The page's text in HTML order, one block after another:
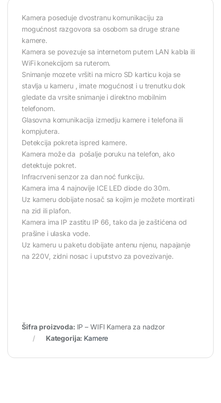
Kamera poseduje dvostranu komunikaciju za
mogućnost razgovora sa osobom sa druge strane
kamere.
Kamera se povezuje sa internetom putem LAN kabla ili
WiFi konekcijom sa ruterom.
Snimanje mozete vršiti na micro SD karticu koja se
stavlja u kameru , imate mogućnost i u trenutku dok
gledate da vrsite snimanje i direktno mobilnim
telefonom.
Glasovna komunikacija izmedju kamere i telefona ili
kompjutera.
Detekcija pokreta ispred kamere.
Kamera može da pošalje poruku na telefon, ako
detektuje pokret.
Infracrveni senzor za dan noć funkciju.
Kamera ima 4 najnovije ICE LED diode do 30m.
Uz kameru dobijate nosač sa kojim je možete montirati
na zid ili plafon.
Kamera ima IP zastitu IP 66, tako da je zaštićena od
prašine i ulaska vode.
Uz kameru u paketu dobijate antenu njenu, napajanje
na 220V, zidni nosac i uputstvo za povezivanje.
Šifra proizvoda: IP – WIFI Kamera za nadzor
Kategorija: Kamere